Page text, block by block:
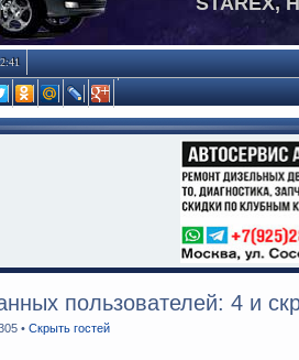
пользователей: 4 и
• Скрыть гостей